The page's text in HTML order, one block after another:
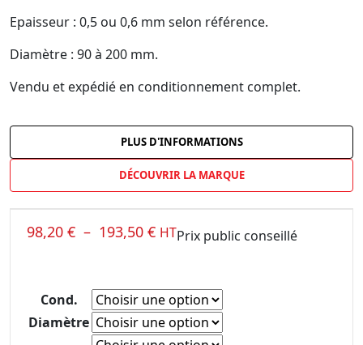
Epaisseur : 0,5 ou 0,6 mm selon référence.
Diamètre : 90 à 200 mm.
Vendu et expédié en conditionnement complet.
PLUS D'INFORMATIONS
DÉCOUVRIR LA MARQUE
98,20 € – 193,50 € HTPrix public conseillé
Cond.
Diamètre